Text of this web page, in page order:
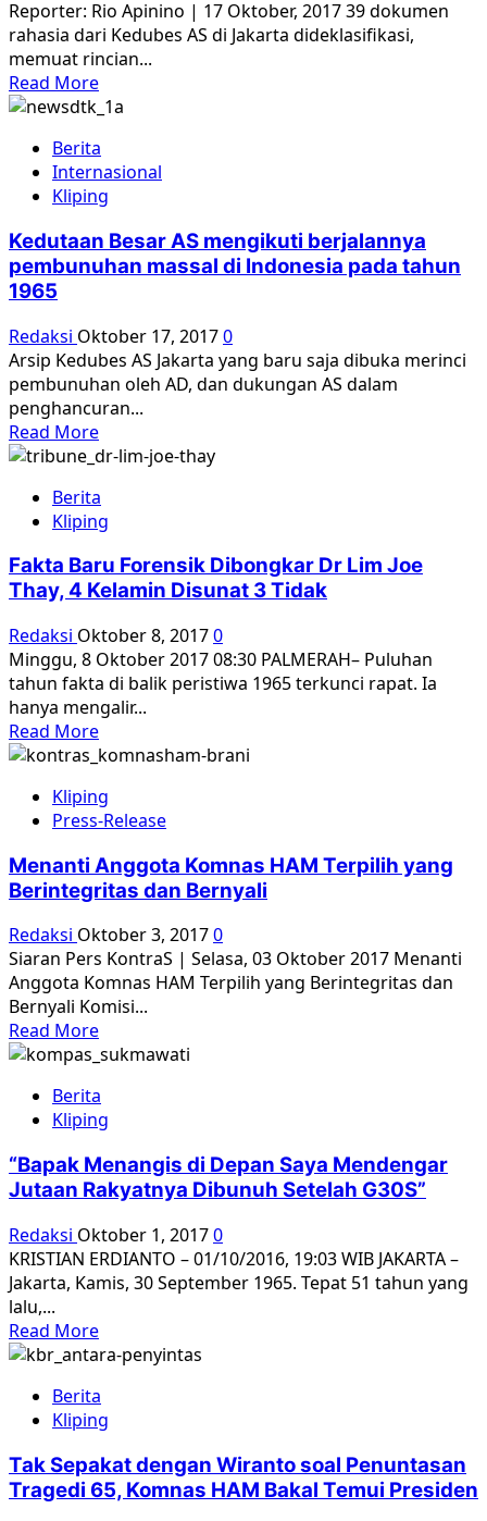
Darat
Tuntut
Parlemen
Dibubarkan
Reporter: Rio Apinino | 17 Oktober, 2017 39 dokumen
rahasia dari Kedubes AS di Jakarta dideklasifikasi,
memuat rincian...
Read MoreRead
more
Arsip
Rahasia
Seputar
Massal
1965
Berita
Internasional
Kliping
Kedutaan Besar AS mengikuti berjalannya
pembunuhan massal di Indonesia pada tahun
1965
Redaksi Oktober 17, 20170
Arsip Kedubes AS Jakarta yang baru saja dibuka merinci
pembunuhan oleh AD, dan dukungan AS dalam
penghancuran...
Read MoreRead
more
Kedutaan
Besar
mengikuti
berjalannya
massal
di
Indonesia
pada
tahun
1965
Berita
Kliping
Fakta Baru Forensik Dibongkar Dr Lim Joe
Thay, 4 Kelamin Disunat 3 Tidak
Redaksi Oktober 8, 20170
Minggu, 8 Oktober 2017 08:30 PALMERAH– Puluhan
tahun fakta di balik peristiwa 1965 terkunci rapat. Ia
hanya mengalir...
Read MoreRead
more
Fakta
Baru
Dibongkar
Dr
Joe
Thay,
4
Kelamin
Disunat
3
Tidak
Kliping
Press-Release
Menanti Anggota Komnas HAM Terpilih yang
Berintegritas dan Bernyali
Redaksi Oktober 3, 20170
Siaran Pers KontraS | Selasa, 03 Oktober 2017 Menanti
Anggota Komnas HAM Terpilih yang Berintegritas dan
Bernyali Komisi...
Read MoreRead
more
Menanti
Anggota
HAM
Terpilih
Berintegritas
dan
Bernyali
Berita
Kliping
“Bapak Menangis di Depan Saya Mendengar
Jutaan Rakyatnya Dibunuh Setelah G30S”
Redaksi Oktober 1, 20170
KRISTIAN ERDIANTO – 01/10/2016, 19:03 WIB JAKARTA –
Jakarta, Kamis, 30 September 1965. Tepat 51 tahun yang
lalu,...
Read MoreRead
more
“Bapak
Menangis
Depan
Saya
Berita
Kliping
Tak Sepakat dengan Wiranto soal Penuntasan
Tragedi 65, Komnas HAM Bakal Temui Presiden